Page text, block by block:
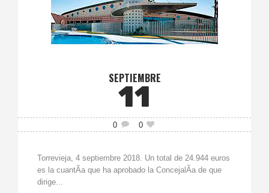
SEPTIEMBRE
11
0 0
Torrevieja, 4 septiembre 2018. Un total de 24.944 euros
es la cuantÃ­a que ha aprobado la ConcejalÃ­a de que
dirige...